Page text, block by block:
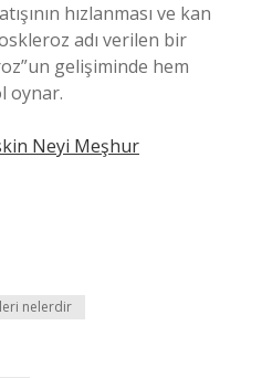
hızlanması ve kan
adı verilen bir
gelişiminde hem
oynar.
Neyi Meşhur
nelerdir